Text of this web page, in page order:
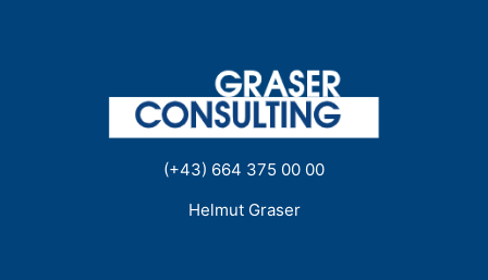
(+43) 664 375 00 00
Helmut Graser